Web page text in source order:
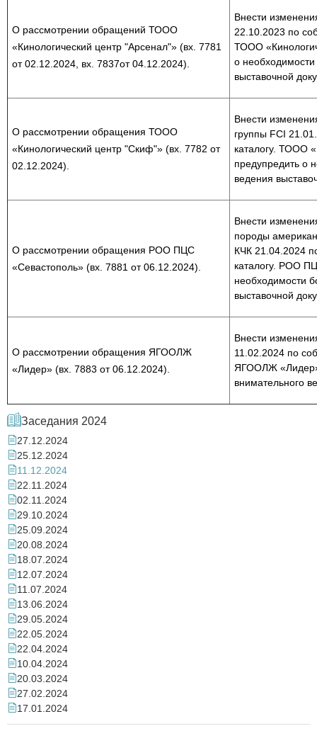
О рассмотрении обращений ТООО
«Кинологический центр "Арсенал"» (вх. 7781
от 02.12.2024, вх. 7837от 04.12.2024).
Внести
22.10.2023 по
ТООО
о
выставочной
О рассмотрении обращения ТООО
«Кинологический центр "Скиф"» (вх. 7782 от
02.12.2024).
Внести
группы FCI
каталогу. ТООО
предупредить о
ведения
О рассмотрении обращения РОО ПЦС
«Севастополь» (вх. 7881 от 06.12.2024).
Внести
породы
КЧК 21.04.2024
каталогу. РОО
необходимости
выставочной
О рассмотрении обращения ЯГООЛЖ
«Лидер» (вх. 7883 от 06.12.2024).
Внести
11.02.2024 по
ЯГООЛЖ «Лидер»
внимательного
Заседания 2024
27.12.2024
25.12.2024
11.12.2024
22.11.2024
02.11.2024
29.10.2024
25.09.2024
20.08.2024
18.07.2024
12.07.2024
11.07.2024
13.06.2024
29.05.2024
22.05.2024
22.04.2024
10.04.2024
20.03.2024
27.02.2024
17.01.2024